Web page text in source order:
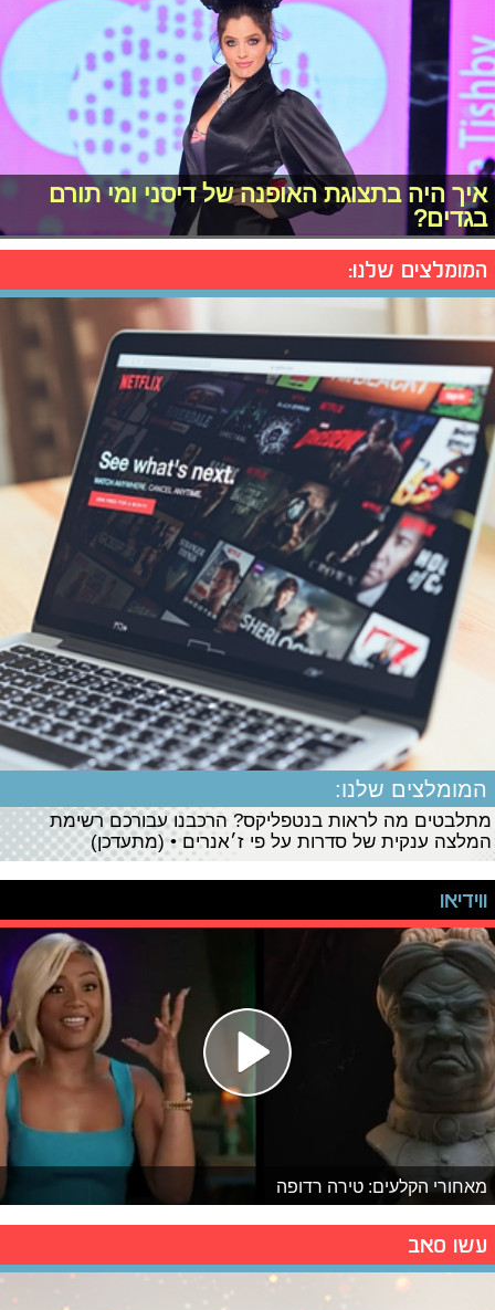
איך היה בתצוגת האופנה של דיסני ומי תורם
בגדים?
המומלצים שלנו:
המומלצים שלנו:
מתלבטים מה לראות בנטפליקס? הרכבנו עבורכם רשימת
המלצה ענקית של סדרות על פי ז׳אנרים • (מתעדכן)
ווידיאו
מאחורי הקלעים: טירה רדופה
עשו סאב